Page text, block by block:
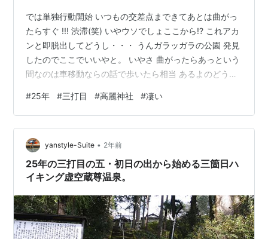
では単独行動開始 いつもの交差点まできてあとは曲がっ
たらすぐ !!! 渋滞(笑) いやウソでしょここから!? これアカ
ンと即脱出してどうし・・・ うんガラッガラの公園 発見
したのでここでいいやと。 いやさ 曲がったらあっという
間なのは車移動ならの話で歩いたら相当 あるよのどうも
復四キロて(笑) こ んな所に子の権現案内が、いや25キロ
て（苦笑 年末にいったなー あとちょっとよ はいつい
た、ちゃんと表から入るから50ｍどころじゃない(笑) で
お賽銭行列もすごいので 参拝は奥之院的なとこで、そこ
もこだわりはない。 いやー初日じゃないのでここまで…
#25年 #三打目 #高麗神社 #凄い
yanstyle-Suite • 2年前
25年の三打目の五・初日の出から始める三箇日ハ
イキング虚空蔵尊温泉。